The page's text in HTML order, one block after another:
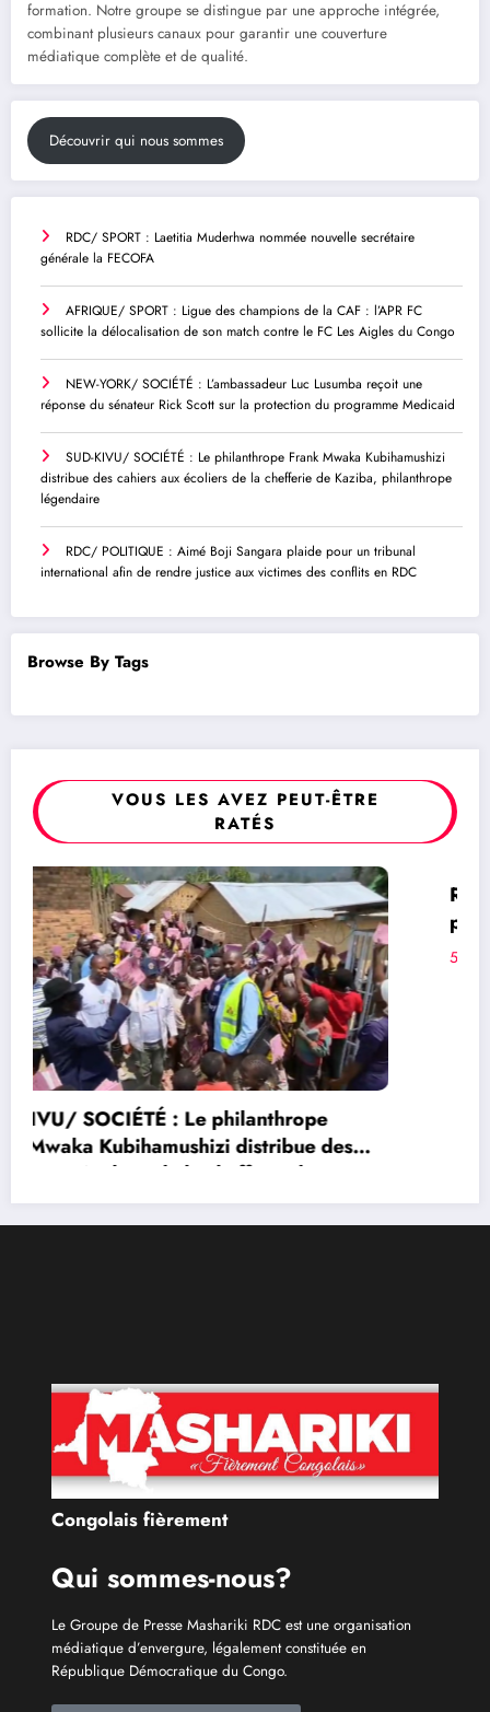
formation. Notre groupe se distingue par une approche intégrée,
combinant plusieurs canaux pour garantir une couverture
médiatique complète et de qualité.
Découvrir qui nous sommes
RDC/ SPORT : Laetitia Muderhwa nommée nouvelle secrétaire
générale la FECOFA
AFRIQUE/ SPORT : Ligue des champions de la CAF : l’APR FC
sollicite la délocalisation de son match contre le FC Les Aigles du Congo
NEW-YORK/ SOCIÉTÉ : L’ambassadeur Luc Lusumba reçoit une
réponse du sénateur Rick Scott sur la protection du programme Medicaid
SUD-KIVU/ SOCIÉTÉ : Le philanthrope Frank Mwaka Kubihamushizi
distribue des cahiers aux écoliers de la chefferie de Kaziba, philanthrope
légendaire
RDC/ POLITIQUE : Aimé Boji Sangara plaide pour un tribunal
international afin de rendre justice aux victimes des conflits en RDC
Browse By Tags
VOUS LES AVEZ PEUT-ÊTRE
RATÉS
POLITIQUE
RDC/ POLITIQUE : Aimé Boji Sangara
plaide pour un tribunal international afin de
rendre justice aux victimes des conflits en
RDC
5 août 2026 Rédaction
Qui sommes-nous?
Le Groupe de Presse Mashariki RDC est une organisation
médiatique d’envergure, légalement constituée en
République Démocratique du Congo.
Découvrir qui nous sommes
Catécories